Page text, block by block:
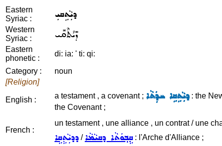
Eastern
Syriac :
ܕܝܼܵܬܹܩܝܼ
Western
Syriac :
ܕܺܝܳܬܶܩܺܝ
Eastern
phonetic :
di: ia: ' ti: qi:
Category :
noun
[Religion]
English : a testament , a covenant ; ܕܝܼܵܬܹܩܹܐ ܚܕܲܬܵܐ: the
the Covenant ;
French :
un testament , une alliance , un contrat / une
ܕܕܝܼܵܬܹܩܹܐ /ܩܹܒ݂ܘܿܬܵܐ ܕܩܝܵܡܵܐ: l'Arche d'Alliance ;